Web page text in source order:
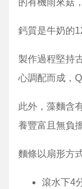
的有機雨來菇，
鈣質是牛奶的
製作過程堅持
心調配而成，
此外，藻麵含
養豐富且無負
麵條以扇形方
滾水下4